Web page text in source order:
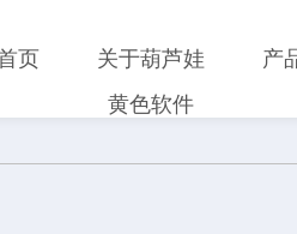
页
关于葫芦娃
黄色软件
产